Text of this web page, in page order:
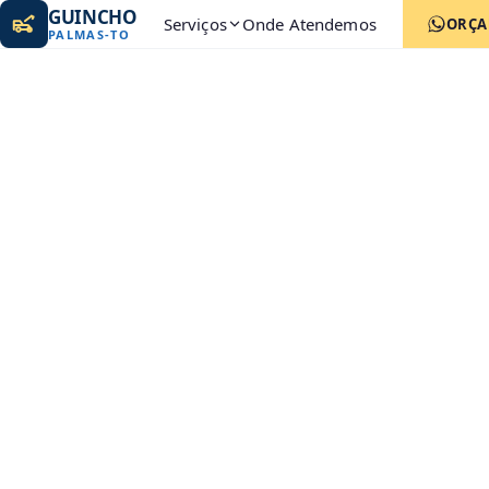
GUINCHO
PALMAS-TO Serviços Onde Atendemos